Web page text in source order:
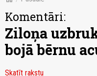
Komentāri:
Ziloņa
bojā bērnu
Skatīt rakstu